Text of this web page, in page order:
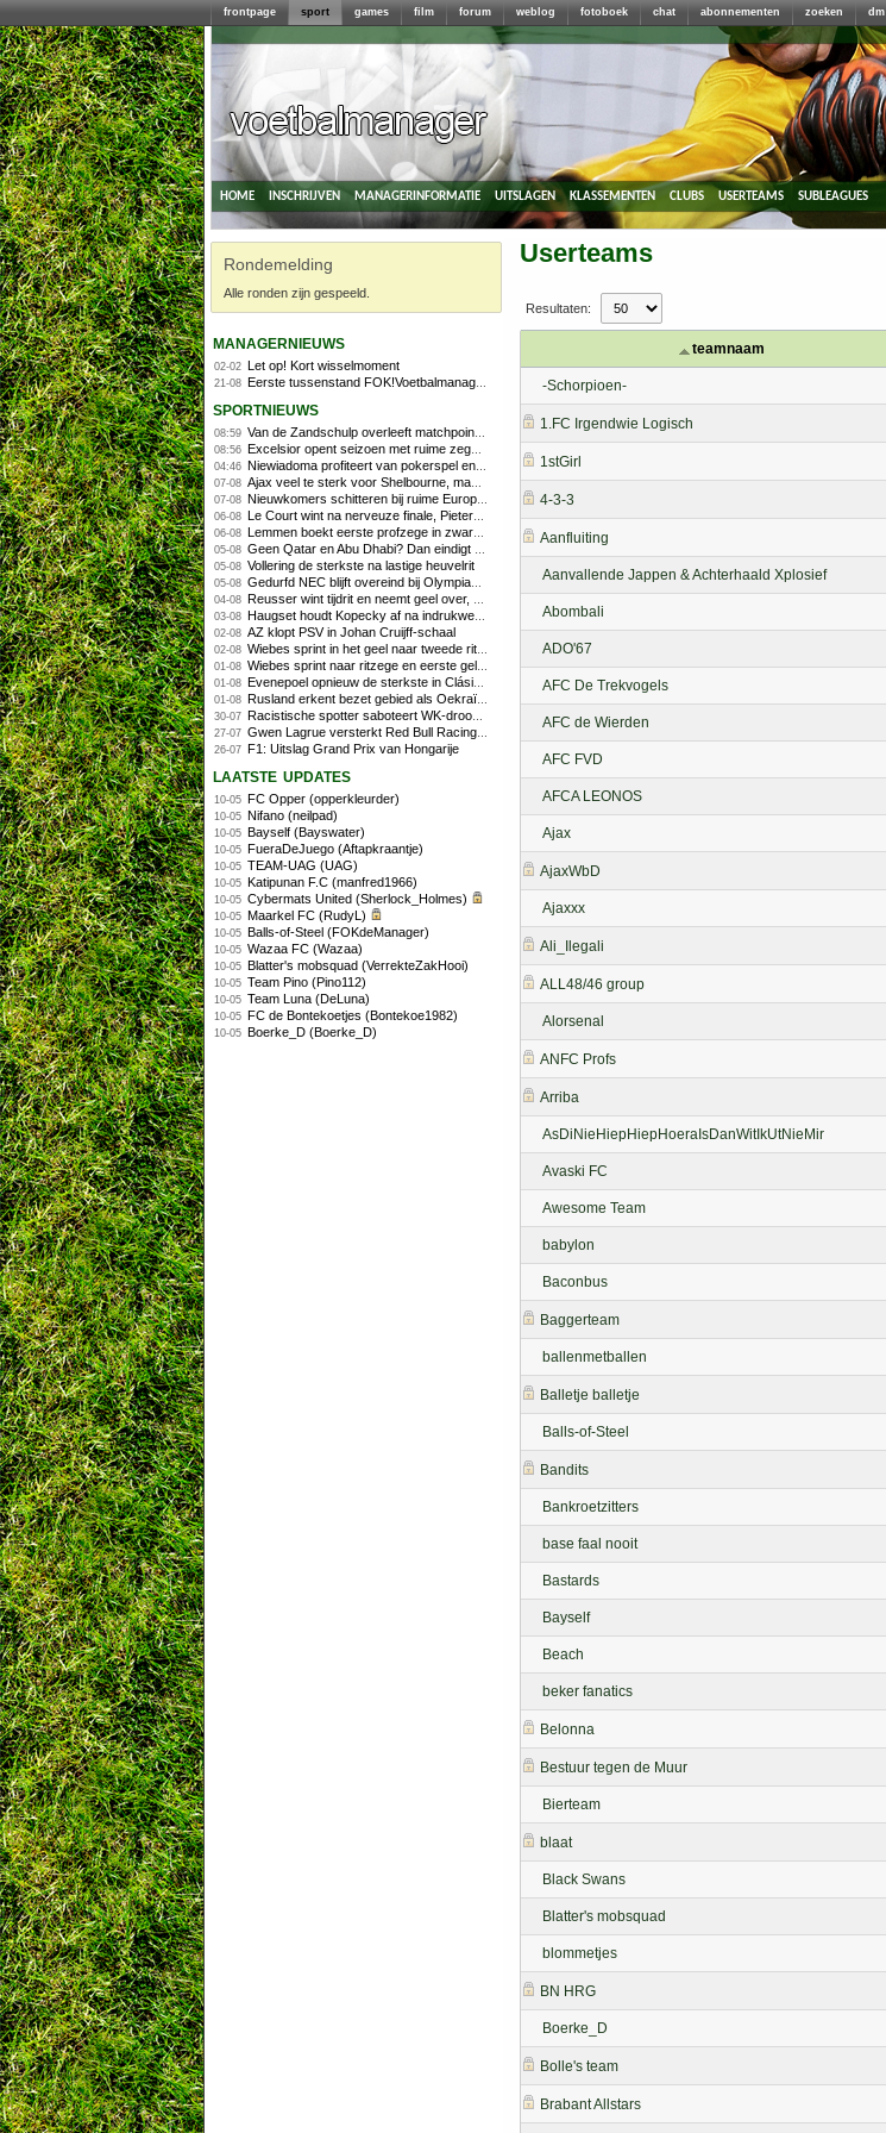
frontpage sport games film forum weblog fotoboek chat abonnementen zoeken dm
home inschrijven managerinformatie uitslagen klassementen clubs userteams subleagues
Rondemelding
Alle ronden zijn gespeeld.
managernieuws
02-02 Let op! Kort wisselmoment
21-08 Eerste tussenstand FOK!Voetbalmanager 2014/2015
sportnieuws
08:59 Van de Zandschulp overleeft matchpoints, ook Griekspoor verder in Montreal
08:56 Excelsior opent seizoen met ruime zege op promovendus Cambuur
04:46 Niewiadoma profiteert van pokerspel en grijpt geel op Ventoux
07-08 Ajax veel te sterk voor Shelbourne, maar houdt schade beperkt
07-08 Nieuwkomers schitteren bij ruime Europese zege FC Twente
06-08 Le Court wint na nerveuze finale, Pieterse derde
06-08 Lemmen boekt eerste profzege in zware Ronde van Polen-rit
05-08 Geen Qatar en Abu Dhabi? Dan eindigt Formule 1-seizoen mogelijk in Europa
05-08 Vollering de sterkste na lastige heuvelrit
05-08 Gedurfd NEC blijft overeind bij Olympiakos
04-08 Reusser wint tijdrit en neemt geel over, Nooijen knap tweede
03-08 Haugset houdt Kopecky af na indrukwekkende solo van 86 kilometer
02-08 AZ klopt PSV in Johan Cruijff-schaal
02-08 Wiebes sprint in het geel naar tweede ritzege
01-08 Wiebes sprint naar ritzege en eerste gele trui in Tour Femmes
01-08 Evenepoel opnieuw de sterkste in Clásica San Sebastián
01-08 Rusland erkent bezet gebied als Oekraïens voor opheffing IOC-schorsing
30-07 Racistische spotter saboteert WK-droom van powerliftster
27-07 Gwen Lagrue versterkt Red Bull Racing vanaf 2027
26-07 F1: Uitslag Grand Prix van Hongarije
laatste updates
10-05 FC Opper (opperkleurder)
10-05 Nifano (neilpad)
10-05 Bayself (Bayswater)
10-05 FueraDeJuego (Aftapkraantje)
10-05 TEAM-UAG (UAG)
10-05 Katipunan F.C (manfred1966)
10-05 Cybermats United (Sherlock_Holmes)
10-05 Maarkel FC (RudyL)
10-05 Balls-of-Steel (FOKdeManager)
10-05 Wazaa FC (Wazaa)
10-05 Blatter's mobsquad (VerrekteZakHooi)
10-05 Team Pino (Pino112)
10-05 Team Luna (DeLuna)
10-05 FC de Bontekoetjes (Bontekoe1982)
10-05 Boerke_D (Boerke_D)
Userteams
Resultaten:
teamnaam
-Schorpioen-
1.FC Irgendwie Logisch
1stGirl
4-3-3
Aanfluiting
Aanvallende Jappen & Achterhaald Xplosief
Abombali
ADO'67
AFC De Trekvogels
AFC de Wierden
AFC FVD
AFCA LEONOS
Ajax
AjaxWbD
Ajaxxx
Ali_Ilegali
ALL48/46 group
Alorsenal
ANFC Profs
Arriba
AsDiNieHiepHiepHoeraIsDanWitIkUtNieMir
Avaski FC
Awesome Team
babylon
Baconbus
Baggerteam
ballenmetballen
Balletje balletje
Balls-of-Steel
Bandits
Bankroetzitters
base faal nooit
Bastards
Bayself
Beach
beker fanatics
Belonna
Bestuur tegen de Muur
Bierteam
blaat
Black Swans
Blatter's mobsquad
blommetjes
BN HRG
Boerke_D
Bolle's team
Brabant Allstars